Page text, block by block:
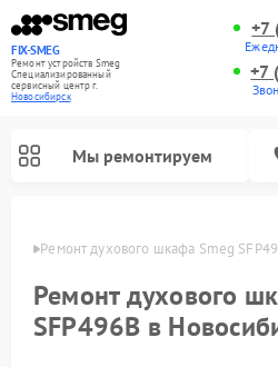
FIX-SMEG
Ремонт устройств Smeg
Специализированный
cервисный центр г.
Новосибирск
+7
+7
Мы ремонтируем
Ремонт духового шкафа Smeg
Ремонт духового
SFP496B в